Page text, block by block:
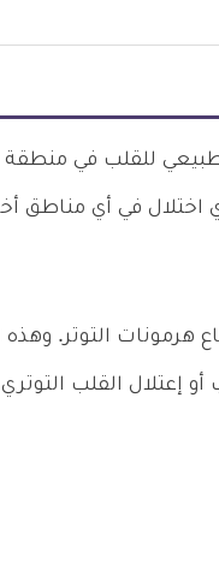
للقلب في منطقة
اختلال في أي مناطق
هرمونات التوتر.
أو إعتلال القلب